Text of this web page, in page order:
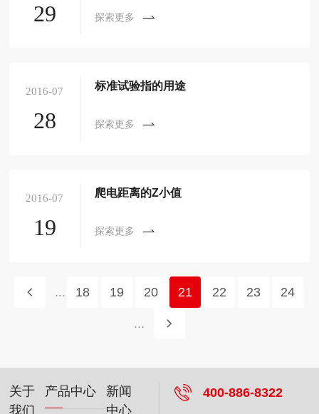
29 探索更多
2016-07
28
标准试验指的用途
探索更多
2016-07
19
爬电距离的Z小值
探索更多
... 18 19 20 21 22 23 24
...
关于
我们
产品中心
新闻
中心
400-886-8322